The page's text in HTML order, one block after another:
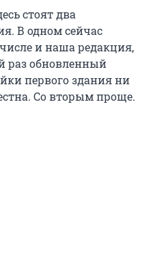
стоят два
В одном сейчас
и наша редакция,
раз обновленный
первого здания ни
Со вторым проще.